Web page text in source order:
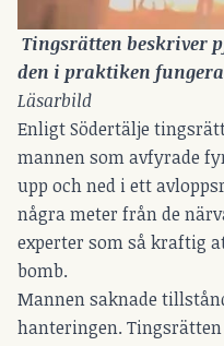
den i praktiken
Läsarbild
Enligt Södertälje
mannen som avfyrade
upp och ned i ett
några meter från de
experter som så kraftig
bomb.
Mannen saknade
hanteringen.